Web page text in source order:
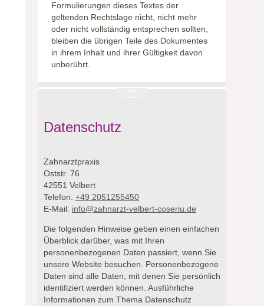
Formulierungen dieses Textes der
geltenden Rechtslage nicht, nicht mehr
oder nicht vollständig entsprechen sollten,
bleiben die übrigen Teile des Dokumentes
in ihrem Inhalt und ihrer Gültigkeit davon
unberührt.
Datenschutz
Zahnarztpraxis
Oststr. 76
42551 Velbert
Telefon: +49 2051255450
E-Mail: info@zahnarzt-velbert-coseriu.de
Die folgenden Hinweise geben einen einfachen
Überblick darüber, was mit Ihren
personenbezogenen Daten passiert, wenn Sie
unsere Website besuchen. Personenbezogene
Daten sind alle Daten, mit denen Sie persönlich
identifiziert werden können. Ausführliche
Informationen zum Thema Datenschutz